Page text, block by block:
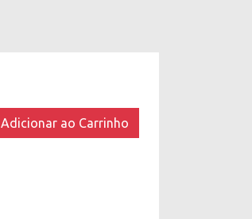
Adicionar ao Carrinho